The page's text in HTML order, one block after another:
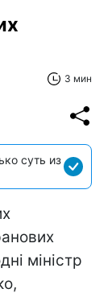
3 мин
суть из
міністр